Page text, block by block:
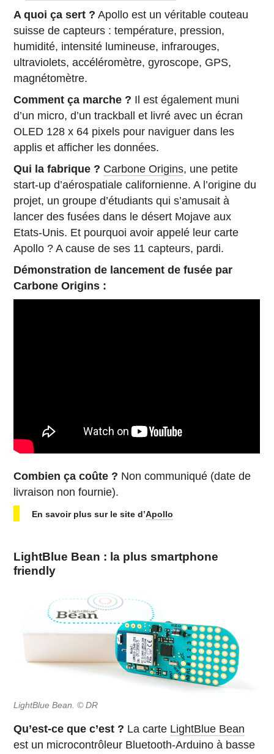
A quoi ça sert ? Apollo est un véritable couteau
suisse de capteurs : température, pression,
humidité, intensité lumineuse, infrarouges,
ultraviolets, accéléromètre, gyroscope, GPS,
magnétomètre.
Comment ça marche ? Il est également muni
d’un micro, d’un trackball et livré avec un écran
OLED 128 x 64 pixels pour naviguer dans les
applis et afficher les données.
Qui la fabrique ? Carbone Origins, une petite
start-up d’aérospatiale californienne. A l’origine du
projet, un groupe d’étudiants qui s’amusait à
lancer des fusées dans le désert Mojave aux
Etats-Unis. Et pourquoi avoir appelé leur carte
Apollo ? A cause de ses 11 capteurs, pardi.
Démonstration de lancement de fusée par
Carbone Origins :
Combien ça coûte ? Non communiqué (date de
livraison non fournie).
En savoir plus sur le site d’Apollo
LightBlue Bean : la plus smartphone
friendly
LightBlue Bean. © DR
Qu’est-ce que c’est ? La carte LightBlue Bean
est un microcontrôleur Bluetooth-Arduino à basse